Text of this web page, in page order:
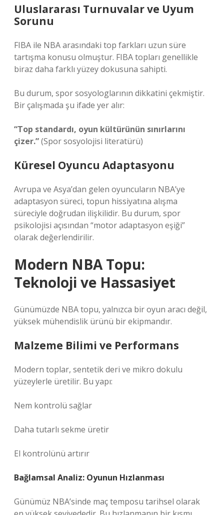
Uluslararası Turnuvalar ve Uyum
Sorunu
FIBA ile NBA arasındaki top farkları uzun süre
tartışma konusu olmuştur. FIBA topları genellikle
biraz daha farklı yüzey dokusuna sahipti.
Bu durum, spor sosyologlarının dikkatini çekmiştir.
Bir çalışmada şu ifade yer alır:
“Top standardı, oyun kültürünün sınırlarını
çizer.”(Spor sosyolojisi literatürü)
Küresel Oyuncu Adaptasyonu
Avrupa ve Asya’dan gelen oyuncuların NBA’ye
adaptasyon süreci, topun hissiyatına alışma
süreciyle doğrudan ilişkilidir. Bu durum, spor
psikolojisi açısından “motor adaptasyon eşiği”
olarak değerlendirilir.
Modern NBA Topu:
Teknoloji ve Hassasiyet
Günümüzde NBA topu, yalnızca bir oyun aracı değil,
yüksek mühendislik ürünü bir ekipmandır.
Malzeme Bilimi ve Performans
Modern toplar, sentetik deri ve mikro dokulu
yüzeylerle üretilir. Bu yapı:
Nem kontrolü sağlar
Daha tutarlı sekme üretir
El kontrolünü artırır
Bağlamsal Analiz: Oyunun Hızlanması
Günümüz NBA’sinde maç temposu tarihsel olarak